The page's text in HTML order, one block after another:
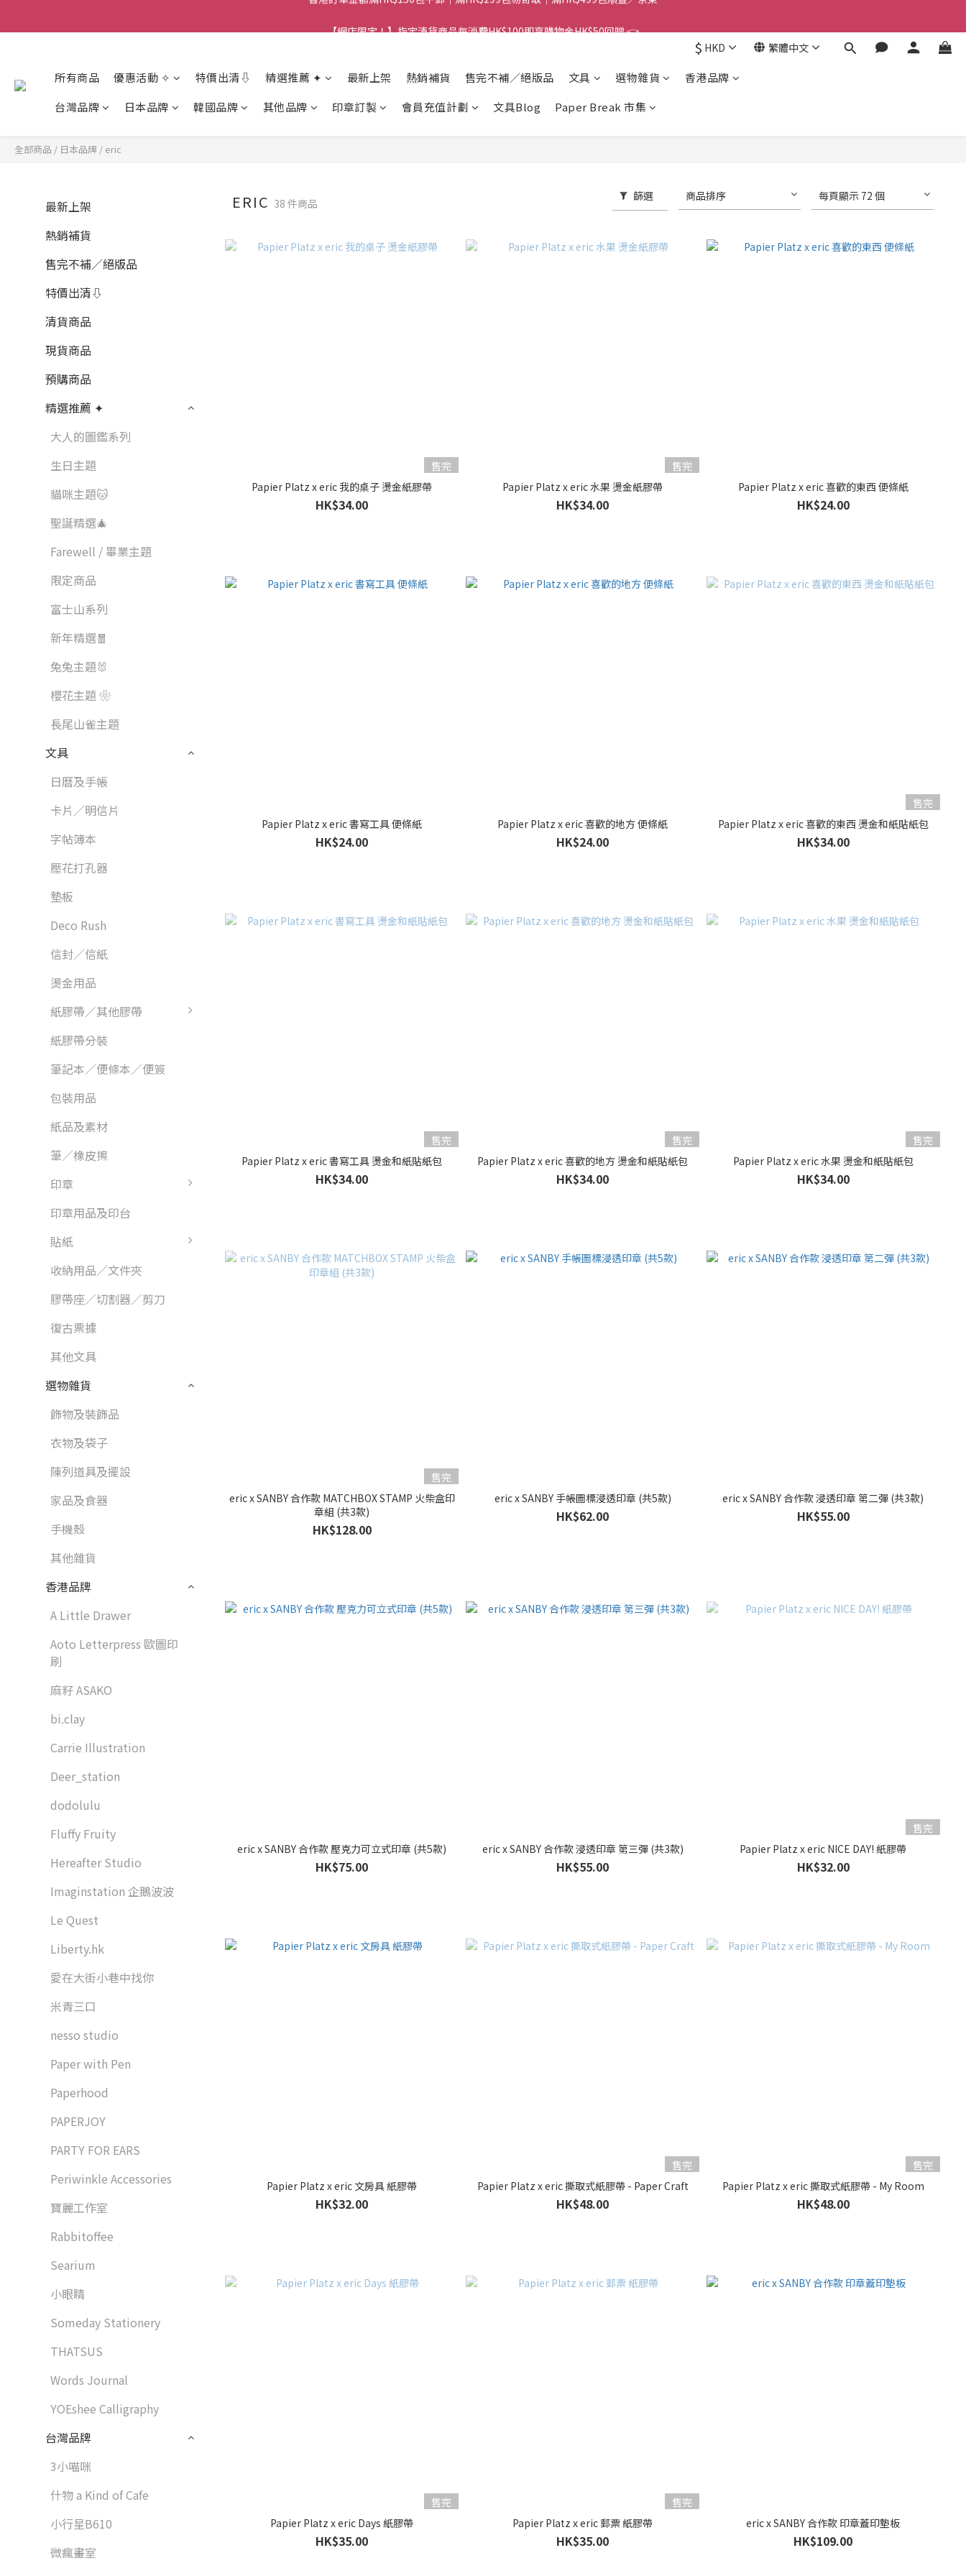
$ HKD 繁體中文
所有商品 優惠活動 ✧ 特價出清⇩ 精選推薦 ✦ 最新上架 熱銷補貨 售完不補／絕版品 文具 選物雜貨
香港品牌
台灣品牌
日本品牌 韓國品牌 其他品牌 印章訂製 會員充值計劃 文具Blog Paper Break 市集
全部商品 / 日本品牌 / eric
最新上架
熱銷補貨
售完不補／絕版品
特價出清⇩
清貨商品
現貨商品
預購商品
精選推薦 ✦
大人的圖鑑系列
生日主題
貓咪主題🐱
聖誕精選🎄
Farewell / 畢業主題
限定商品
富士山系列
新年精選🧧
兔兔主題🐰
櫻花主題 ❀
長尾山雀主題
文具
日曆及手帳
卡片／明信片
字帖簿本
壓花打孔器
墊板
Deco Rush
信封／信紙
燙金用品
紙膠帶／其他膠帶
紙膠帶分裝
筆記本／便條本／便簽
包裝用品
紙品及素材
筆／橡皮擦
印章
印章用品及印台
貼紙
收納用品／文件夾
膠帶座／切割器／剪刀
復古票據
其他文具
選物雜貨
飾物及裝飾品
衣物及袋子
陳列道具及擺設
家品及食器
手機殼
其他雜貨
香港品牌
A Little Drawer
Aoto Letterpress 歐圖印
刷
麻籽 ASAKO
bi.clay
Carrie Illustration
Deer_station
dodolulu
Fluffy Fruity
Hereafter Studio
Imaginstation 企鵝波波
Le Quest
Liberty.hk
愛在大街小巷中找你
米青三口
nesso studio
Paper with Pen
Paperhood
PAPERJOY
PARTY FOR EARS
Periwinkle Accessories
寶麗工作室
Rabbitoffee
Searium
小眼睛
Someday Stationery
THATSUS
Words Journal
YOEshee Calligraphy
台灣品牌
3小喵咪
什物 a Kind of Cafe
小行星B610
微瘋畫室
ERIC 38 件商品
篩選 商品排序 每頁顯示 72 個
售完
Papier Platz x eric 我的桌子 燙金紙膠帶
HK$34.00
售完
Papier Platz x eric 水果 燙金紙膠帶
HK$34.00
Papier Platz x eric 喜歡的東西 便條紙
HK$24.00
Papier Platz x eric 書寫工具 便條紙
HK$24.00
Papier Platz x eric 喜歡的地方 便條紙
HK$24.00
售完
Papier Platz x eric 喜歡的東西 燙金和紙貼紙包
HK$34.00
售完
Papier Platz x eric 書寫工具 燙金和紙貼紙包
HK$34.00
售完
Papier Platz x eric 喜歡的地方 燙金和紙貼紙包
HK$34.00
售完
Papier Platz x eric 水果 燙金和紙貼紙包
HK$34.00
售完
eric x SANBY 合作款 MATCHBOX STAMP 火柴盒印
章組 (共3款)
HK$128.00
eric x SANBY 手帳圖標浸透印章 (共5款)
HK$62.00
eric x SANBY 合作款 浸透印章 第二彈 (共3款)
HK$55.00
eric x SANBY 合作款 壓克力可立式印章 (共5款)
HK$75.00
eric x SANBY 合作款 浸透印章 第三彈 (共3款)
HK$55.00
售完
Papier Platz x eric NICE DAY! 紙膠帶
HK$32.00
Papier Platz x eric 文房具 紙膠帶
HK$32.00
售完
Papier Platz x eric 撕取式紙膠帶 - Paper Craft
HK$48.00
售完
Papier Platz x eric 撕取式紙膠帶 - My Room
HK$48.00
售完
Papier Platz x eric Days 紙膠帶
HK$35.00
售完
Papier Platz x eric 郵票 紙膠帶
HK$35.00
eric x SANBY 合作款 印章蓋印墊板
HK$109.00